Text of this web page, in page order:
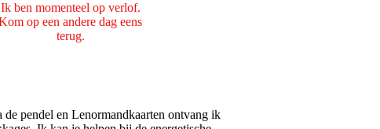
Ik ben momenteel op verlof.
op een andere dag eens
terug.
pendel en Lenormandkaarten ontvang ik